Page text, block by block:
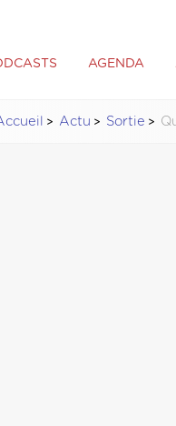
AGENDA
Actu Sortie